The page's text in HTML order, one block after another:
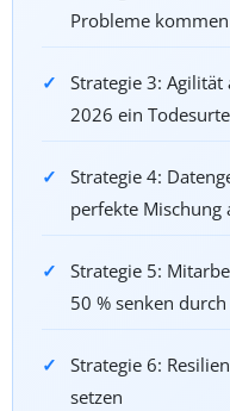
Probleme
Strategie 3: Agilität
2026 ein
Strategie 4:
perfekte Mischung
Strategie 5:
50 % senken
Strategie 6:
setzen